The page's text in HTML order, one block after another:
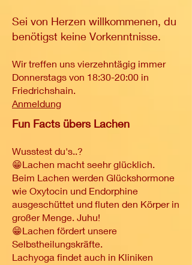
Sei von Herzen willkommenen, du
benötigst keine Vorkenntnisse.
Wir treffen uns vierzehntägig immer
Donnerstags von 18:30-20:00 in
Friedrichshain.
Anmeldung
Fun Facts übers Lachen
Wusstest du's..?
😁Lachen macht seehr glücklich.
Beim Lachen werden Glückshormone
wie Oxytocin und Endorphine
ausgeschüttet und fluten den Körper in
großer Menge. Juhu!
😁Lachen fördert unsere
Selbstheilungskräfte.
Lachyoga findet auch in Kliniken